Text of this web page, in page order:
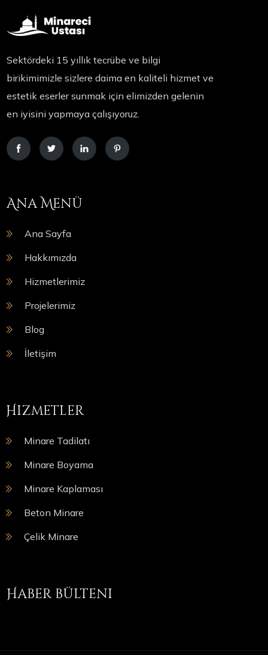
Sektördeki 15 yıllık tecrübe ve bilgi
birikimimizle sizlere daima en kaliteli hizmet ve
estetik eserler sunmak için elimizden gelenin
en iyisini yapmaya çalışıyoruz.
Ana Menü
Ana Sayfa
Hakkımızda
Hizmetlerimiz
Projelerimiz
Blog
İletişim
Hizmetler
Minare Tadilatı
Minare Boyama
Minare Kaplaması
Beton Minare
Çelik Minare
Haber bülteni